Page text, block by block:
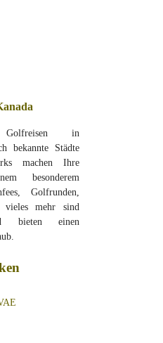
Golfreisen in
bekannte Städte
machen Ihre
besonderem
Golfrunden,
vieles mehr sind
bieten einen